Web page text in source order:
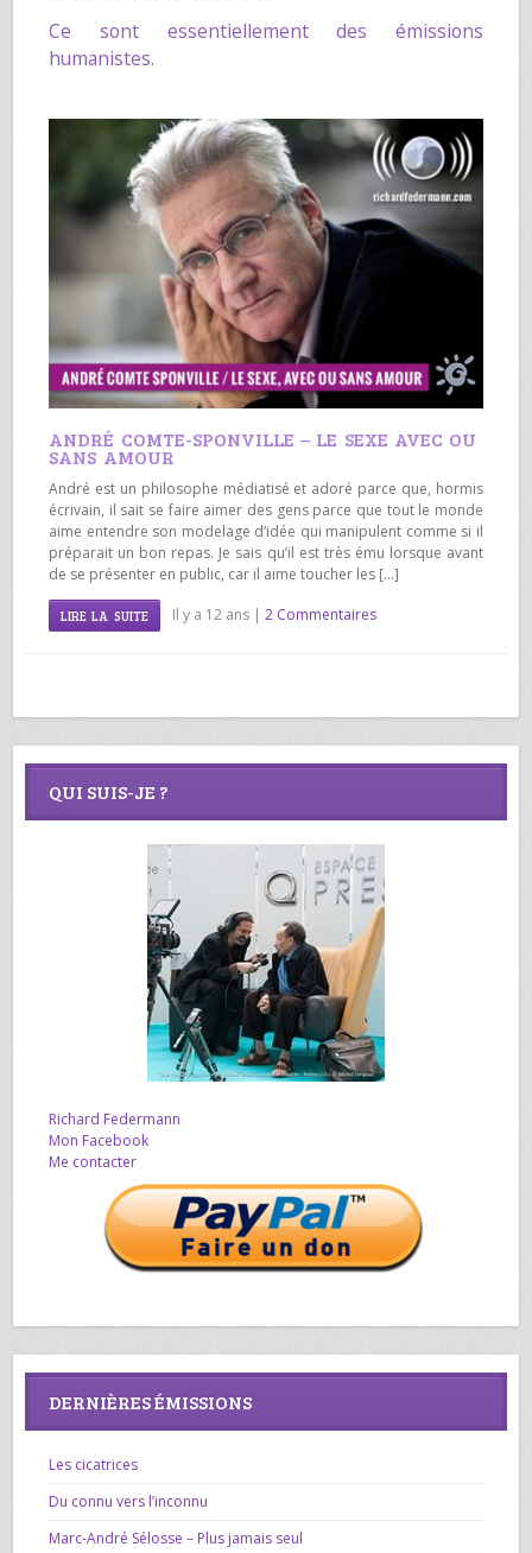
Ce sont essentiellement des émissions
humanistes.
ANDRÉ COMTE-SPONVILLE – LE SEXE AVEC OU
SANS AMOUR
André est un philosophe médiatisé et adoré parce que, hormis
écrivain, il sait se faire aimer des gens parce que tout le monde
aime entendre son modelage d’idée qui manipulent comme si il
préparait un bon repas. Je sais qu’il est très ému lorsque avant
de se présenter en public, car il aime toucher les […]
LIRE LA SUITE Il y a 12 ans | 2 Commentaires
QUI SUIS-JE ?
Richard Federmann
Mon Facebook
Me contacter
DERNIÈRES ÉMISSIONS
Les cicatrices
Du connu vers l’inconnu
Marc-André Sélosse – Plus jamais seul